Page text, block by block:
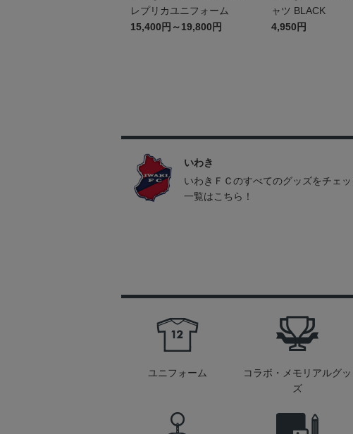
レプリカユニフォーム
15,400円～19,800円
ャツ BLACK
4,950円
いわき
いわきＦＣのすべてのグッズをチェ
一覧はこちら！
ユニフォーム
コラボ・メモリアルグッ
ズ